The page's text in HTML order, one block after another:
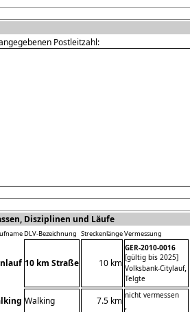
Postleitzahl:
Disziplinen und Läufe
DLV-Bezeichnung StreckenlängeVermessung
10 km Straße 10 km
GER-2010-0016
[gültig bis 2025]
Volksbank-Citylauf,
Telgte
Walking 7.5 km nicht vermessen
,